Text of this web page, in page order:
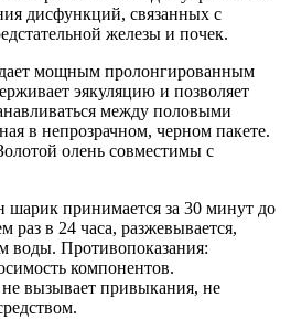
дисфункций, связанных с
железы и почек.
мощным пролонгированным
эякуляцию и позволяет
между половыми
в непрозрачном, черном пакете.
олень совместимы с
принимается за 30 минут до
раз в 24 часа, разжевывается,
воды. Противопоказания:
компонентов.
вызывает привыкания, не